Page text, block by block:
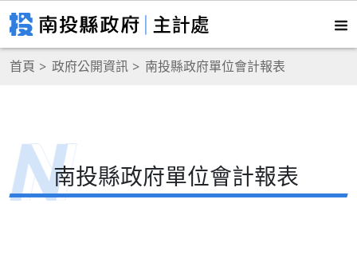
首頁 政府公開資訊 南投縣政府單位會計報表
南投縣政府單位會計報表